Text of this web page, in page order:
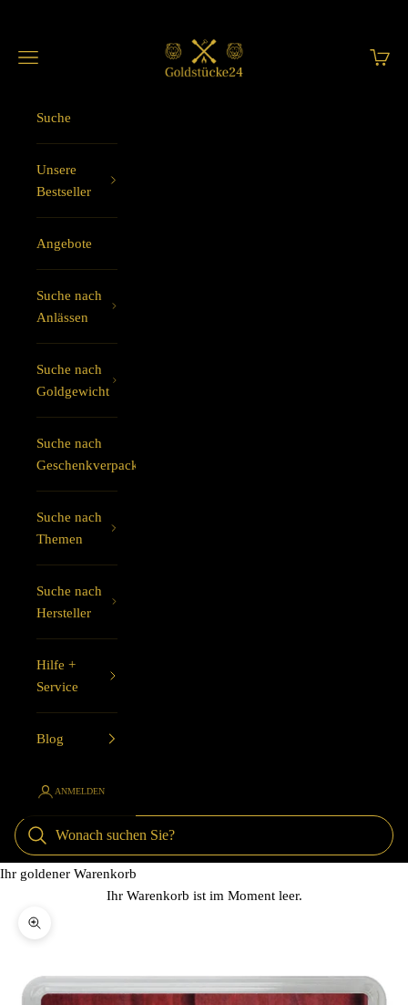
Goldstücke24
Menü
Suche
Unsere
Bestseller
Angebote
Suche nach
Anlässen
Suche nach
Goldgewicht
Suche nach
Geschenkverpackung
Suche nach
Themen
Suche nach
Hersteller
Hilfe +
Service
Blog
ANMELDEN
Ihr goldener Warenkorb
Ihr Warenkorb ist im Moment leer.
Bild vergrößern